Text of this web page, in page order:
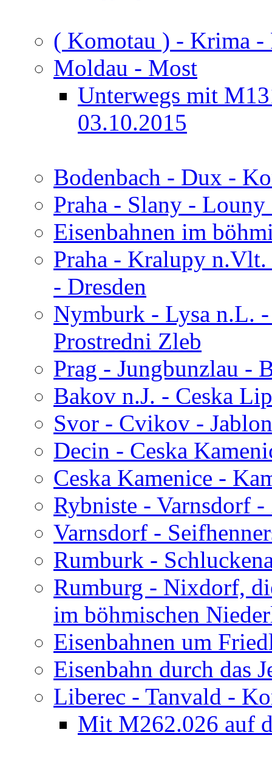
( Komotau ) - Krima -
Moldau - Most
Unterwegs mit
03.10.2015
Bodenbach - Dux -
Praha - Slany -
Eisenbahnen im
Praha - Kralupy
- Dresden
Nymburk - Lysa n.L.
Prostredni Zleb
Prag - Jungbunzlau -
Bakov n.J. - Ceska
Svor - Cvikov -
Decin - Ceska
Ceska Kamenice -
Rybniste - Varnsdorf
Varnsdorf -
Rumburk -
Rumburg - Nixdorf,
im böhmischen
Eisenbahnen um
Eisenbahn durch das
Liberec - Tanvald -
Mit M262.026 auf